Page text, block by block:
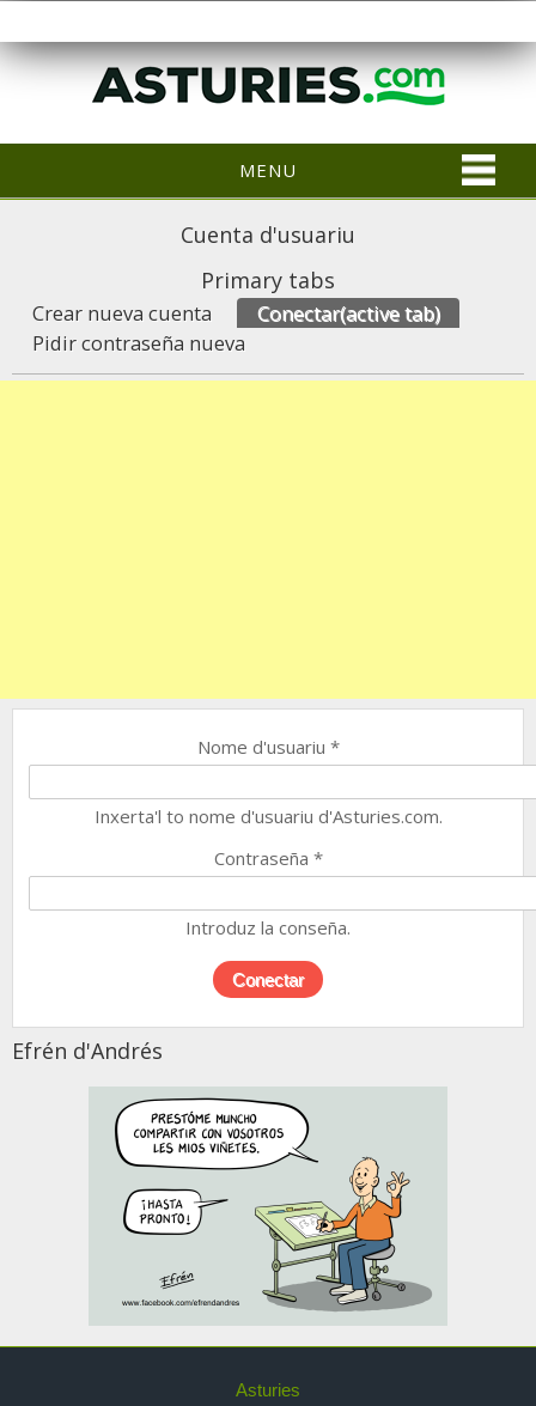
MENU
Cuenta d'usuariu
Primary tabs
Crear nueva cuenta Conectar(active tab)
Pidir contraseña nueva
Nome d'usuariu *
Inxerta'l to nome d'usuariu d'Asturies.com.
Contraseña *
Introduz la conseña.
Efrén d'Andrés
Asturies